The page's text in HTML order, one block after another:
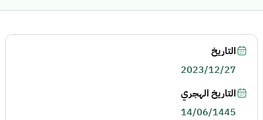
التاريخ
2023/12/27
التاريخ الهجري
14/06/1445